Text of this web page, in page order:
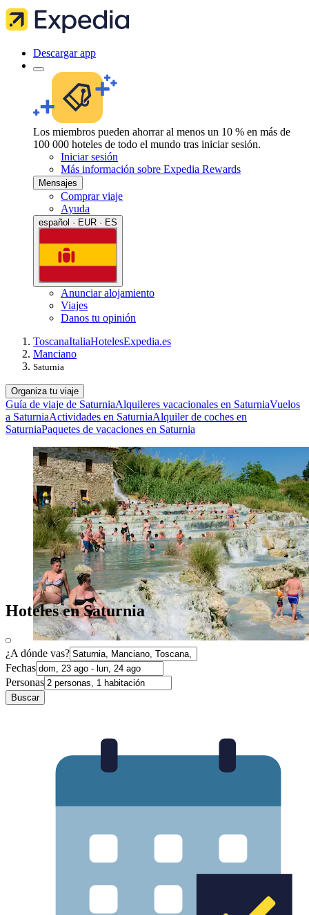
Descargar app
Los miembros pueden ahorrar al menos un 10 % en más de
100 000 hoteles de todo el mundo tras iniciar sesión.
Iniciar sesión
Más información sobre Expedia Rewards
Mensajes
Comprar viaje
Ayuda
español · EUR · ES
Anunciar alojamiento
Viajes
Danos tu opinión
ToscanaItaliaHotelesExpedia.es
Manciano
Saturnia
Organiza tu viaje
Guía de viaje de SaturniaAlquileres vacacionales en SaturniaVuelos
a SaturniaActividades en SaturniaAlquiler de coches en
SaturniaPaquetes de vacaciones en Saturnia
Hoteles en Saturnia
¿A dónde vas?
Fechas
Personas
Buscar